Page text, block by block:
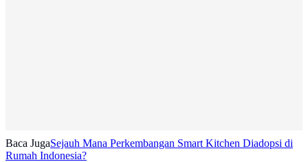
Baca JugaSejauh Mana Perkembangan Smart Kitchen Diadopsi di
Rumah Indonesia?